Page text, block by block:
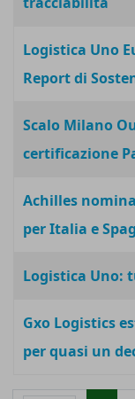
Logistica Uno
Report di
Scalo Milano
certificazione
Achilles
per Italia e
Logistica Uno:
Gxo Logistics
per quasi un